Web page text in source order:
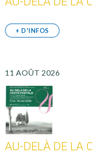
+ D'INFOS
11 AOÛT 2026
AU-DELÀ DE LA